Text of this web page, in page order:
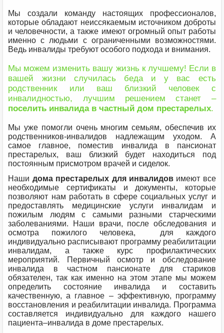
Мы создали команду настоящих профессионалов,
которые обладают неиссякаемым источником доброты
и человечности, а также имеют огромный опыт работы
именно с людьми с ограниченными возможностями.
Ведь инвалиды требуют особого подхода и внимания.
Мы можем изменить вашу жизнь к лучшему! Если в
вашей жизни случилась беда и у вас есть
родственник или ваш близкий человек с
инвалидностью, лучшим решением станет –
поселить инвалида в частный дом престарелых.
Мы уже помогли очень многим семьям, обеспечив их
родственников-инвалидов надлежащим уходом. А
самое главное, поместив инвалида в пансионат
престарелых, ваш близкий будет находиться под
постоянным присмотром врачей и сиделок.
Наши дома престарелых для инвалидовимеют все
необходимые сертификаты и документы, которые
позволяют нам работать в сфере социальных услуг и
предоставлять медицинские услуги инвалидам и
пожилым людям с самыми разными старческими
заболеваниями. Наши врачи, после обследования и
осмотра пожилого человека, для каждого
индивидуально расписывают программу реабилитации
инвалидам, а также курс профилактических
мероприятий. Первичный осмотр и обследование
инвалида в частном пансионате для стариков
обязателен, так как именно на этом этапе мы можем
определить состояние инвалида и составить
качественную, а главное – эффективную, программу
восстановления и реабилитации инвалида. Программа
составляется индивидуально для каждого нашего
пациента–инвалида в доме престарелых.